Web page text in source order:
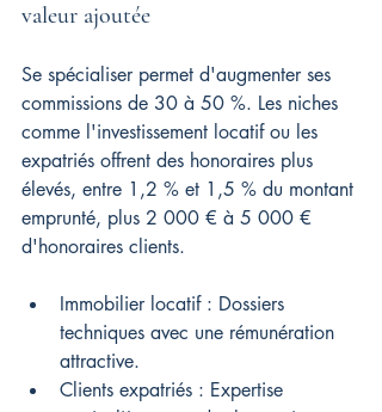
valeur ajoutée
Se spécialiser permet d'augmenter ses
commissions de 30 à 50 %. Les niches
comme l'investissement locatif ou les
expatriés offrent des honoraires plus
élevés, entre 1,2 % et 1,5 % du montant
emprunté, plus 2 000 € à 5 000 €
d'honoraires clients.
Immobilier locatif : Dossiers
techniques avec une rémunération
attractive.
Clients expatriés : Expertise